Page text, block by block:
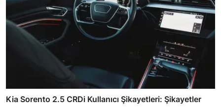
Kia Sorento 2.5 CRDi Kullanıcı Şikayetleri: Şikayetler